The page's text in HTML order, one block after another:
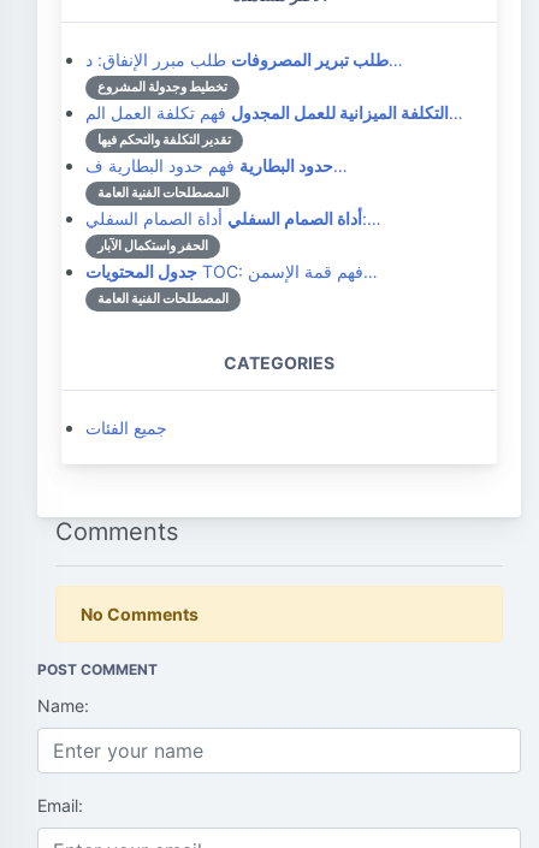
طلب تبرير المصروفاتطلب مبرر الإنفاق: د…
تخطيط وجدولة المشروع
التكلفة الميزانية للعمل المجدولفهم تكلفة العمل الم…
تقدير التكلفة والتحكم فيها
حدود البطاريةفهم حدود البطارية ف…
المصطلحات الفنية العامة
أداة الصمام السفليأداة الصمام السفلي:…
الحفر واستكمال الآبار
جدول المحتويات TOC: فهم قمة الإسمن…
المصطلحات الفنية العامة
CATEGORIES
جميع الفئات
Comments
No Comments
POST COMMENT
Name:
Email: